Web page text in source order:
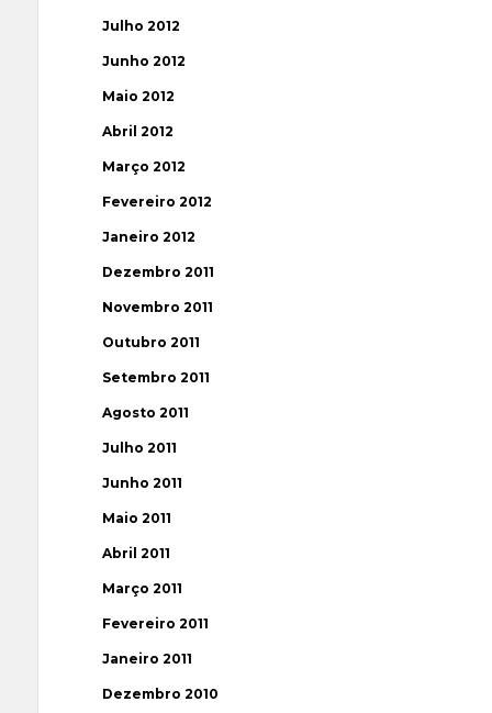
Julho 2012
Junho 2012
Maio 2012
Abril 2012
Março 2012
Fevereiro 2012
Janeiro 2012
Dezembro 2011
Novembro 2011
Outubro 2011
Setembro 2011
Agosto 2011
Julho 2011
Junho 2011
Maio 2011
Abril 2011
Março 2011
Fevereiro 2011
Janeiro 2011
Dezembro 2010